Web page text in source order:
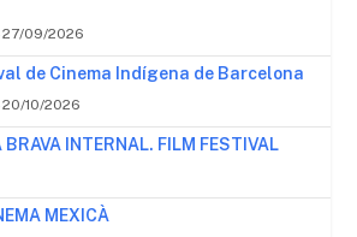
27/09/2026
de Cinema Indígena de Barcelona
10/2026
INTERNAL. FILM FESTIVAL
MEXICÀ